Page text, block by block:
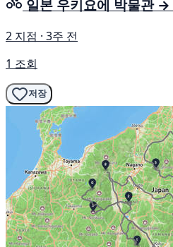
일본 우키요에 박물관
2 지점 · 3주 전
1 조회
저장